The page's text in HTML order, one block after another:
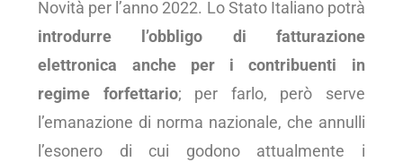
Novità per l’anno 2022. Lo Stato Italiano potrà
introdurre l’obbligo di fatturazione
elettronica anche per i contribuenti in
regime forfettario; per farlo, però serve
l’emanazione di norma nazionale, che annulli
l’esonero di cui godono attualmente i